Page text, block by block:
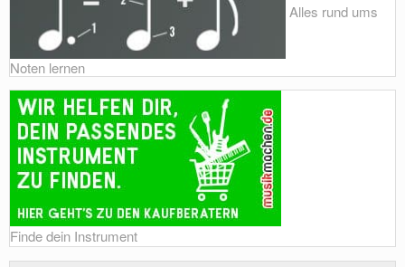
Alles rund ums
Noten lernen
Finde dein Instrument